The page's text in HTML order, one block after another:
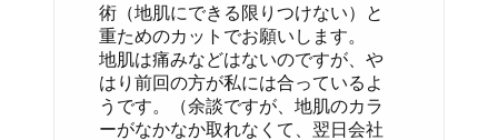
術（地肌にできる限りつけない）と
重ためのカットでお願いします。
地肌は痛みなどはないのですが、や
はり前回の方が私には合っているよ
うです。（余談ですが、地肌のカラ
ーがなかなか取れなくて、翌日会社